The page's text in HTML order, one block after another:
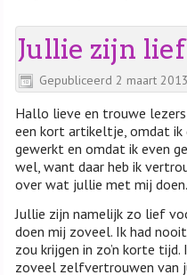
Jullie zijn lief
Gepubliceerd 2 maart 2013
Hallo lieve en trouwe lezers
een kort artikeltje, omdat
gewerkt en omdat ik even
wel, want daar heb ik
over wat jullie met mij doen.
Jullie zijn namelijk zo lief
doen mij zoveel. Ik had
zou krijgen in zo’n korte
zoveel zelfvertrouwen van